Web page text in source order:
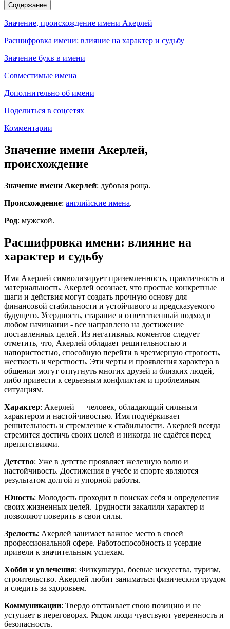
Содержание
Значение, происхождение имени Акерлей
Расшифровка имени: влияние на характер и судьбу
Значение букв в имени
Совместимые имена
Дополнительно об имени
Поделиться в соцсетях
Комментарии
Значение имени Акерлей,
происхождение
Значение имени Акерлей: дубовая роща.
Происхождение: английские имена.
Род: мужской.
Расшифровка имени: влияние на
характер и судьбу
Имя Акерлей символизирует приземленность, практичность и
материальность. Акерлей осознает, что простые конкретные
шаги и действия могут создать прочную основу для
финансовой стабильности и устойчивого и предсказуемого
будущего. Усердность, старание и ответственный подход в
любом начинании - все направлено на достижение
поставленных целей. Из негативных моментов следует
отметить, что, Акерлей обладает решительностью и
напористостью, способную перейти в чрезмерную строгость,
жесткость и черствость. Эти черты и проявления характера в
общении могут отпугнуть многих друзей и близких людей,
либо привести к серьезным конфликтам и проблемным
ситуациям.
Характер: Акерлей — человек, обладающий сильным
характером и настойчивостью. Имя подчёркивает
решительность и стремление к стабильности. Акерлей всегда
стремится достичь своих целей и никогда не сдаётся перед
препятствиями.
Детство: Уже в детстве проявляет железную волю и
настойчивость. Достижения в учебе и спорте являются
результатом долгой и упорной работы.
Юность: Молодость проходит в поисках себя и определения
своих жизненных целей. Трудности закалили характер и
позволяют поверить в свои силы.
Зрелость: Акерлей занимает важное место в своей
профессиональной сфере. Работоспособность и усердие
привели к значительным успехам.
Хобби и увлечения: Физкультура, боевые искусства, туризм,
строительство. Акерлей любит заниматься физическим трудом
и следить за здоровьем.
Коммуникации: Твердо отстаивает свою позицию и не
уступает в переговорах. Рядом люди чувствуют уверенность и
безопасность.